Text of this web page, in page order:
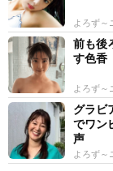
よろず～
前も後
す色香
よろず～
グラビ
でワン
声
よろず～